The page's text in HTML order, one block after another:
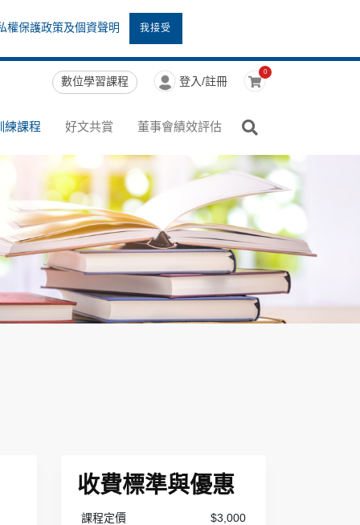
權保護政策及個資聲明 我接受
數位學習課程 登入/註冊
0
練課程 好文共賞 董事會績效評估
收費標準與優惠
課程定價
$3,000